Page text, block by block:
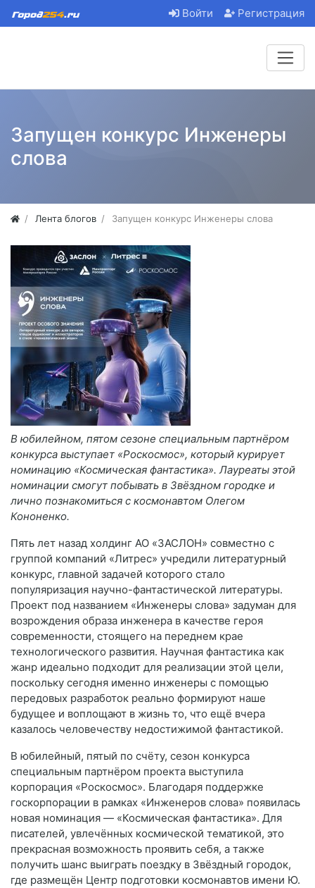
Войти Регистрация
Запущен конкурс Инженеры
слова
Лента блогов Запущен конкурс Инженеры слова
В юбилейном, пятом сезоне специальным партнёром
конкурса выступает «Роскосмос», который курирует
номинацию «Космическая фантастика». Лауреаты этой
номинации смогут побывать в Звёздном городке и
лично познакомиться с космонавтом Олегом
Кононенко.
Пять лет назад холдинг АО «ЗАСЛОН» совместно с
группой компаний «Литрес» учредили литературный
конкурс, главной задачей которого стало
популяризация научно-фантастической литературы.
Проект под названием «Инженеры слова» задуман для
возрождения образа инженера в качестве героя
современности, стоящего на переднем крае
технологического развития. Научная фантастика как
жанр идеально подходит для реализации этой цели,
поскольку сегодня именно инженеры с помощью
передовых разработок реально формируют наше
будущее и воплощают в жизнь то, что ещё вчера
казалось человечеству недостижимой фантастикой.
В юбилейный, пятый по счёту, сезон конкурса
специальным партнёром проекта выступила
корпорация «Роскосмос». Благодаря поддержке
госкорпорации в рамках «Инженеров слова» появилась
новая номинация — «Космическая фантастика». Для
писателей, увлечённых космической тематикой, это
прекрасная возможность проявить себя, а также
получить шанс выиграть поездку в Звёздный городок,
где размещён Центр подготовки космонавтов имени Ю.